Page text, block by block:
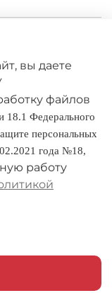
вы даете
файлов
18.1 Федерального
персональных
года №18,
работу